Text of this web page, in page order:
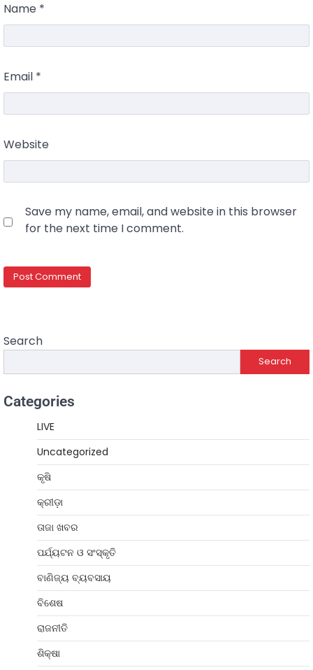
Name *
Email *
Website
Save my name, email, and website in this browser
for the next time I comment.
Search
Search
Categories
LIVE
Uncategorized
କୃଷି
କ୍ରୀଡ଼ା
ତାଜା ଖବର
ପର୍ଯ୍ୟଟନ ଓ ସଂସ୍କୃତି
ବାଣିଜ୍ୟ ବ୍ୟବସାୟ
ବିଶେଷ
ରାଜନୀତି
ଶିକ୍ଷା